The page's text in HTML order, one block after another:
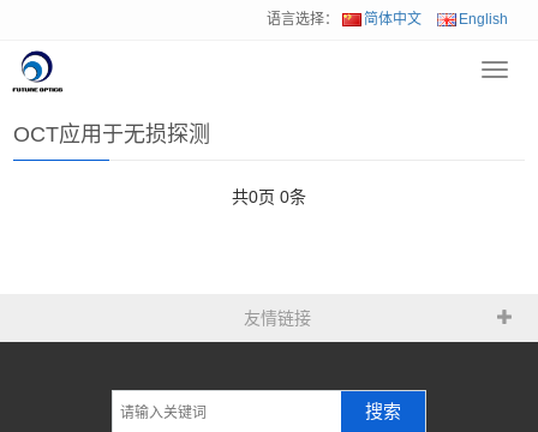
语言选择： 简体中文 English
首页
OCT应用于无损探测
共0页 0条
友情链接
搜索